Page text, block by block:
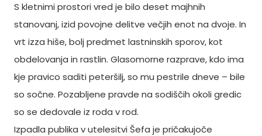
S kletnimi prostori vred je bilo deset majhnih
stanovanj, izid povojne delitve večjih enot na dvoje. In
vrt izza hiše, bolj predmet lastninskih sporov, kot
obdelovanja in rastlin. Glasomorne razprave, kdo ima
kje pravico saditi peteršilj, so mu pestrile dneve – bile
so sočne. Pozabljene pravde na sodiščih okoli gredic
so se dedovale iz roda v rod.
Izpadla publika v utelesitvi Šefa je pričakujoče